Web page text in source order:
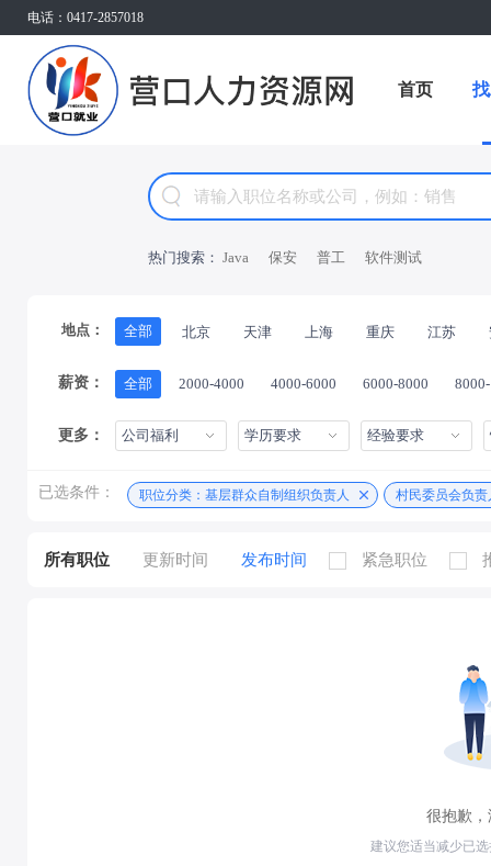
电话：0417-2857018
首页
热门搜索： Java 保安 普工 软件测试
地点： 全部 北京 天津 上海 重庆 江苏
薪资： 全部 2000-4000 4000-6000 6000-8000
更多： 公司福利 学历要求 经验要求
已选条件： 职位分类：基层群众自制组织负责人 村民委员会负责
所有职位 更新时间 发布时间 紧急职位
很抱歉
建议您适当减少已